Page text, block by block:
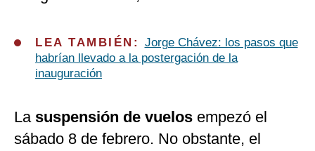
LEA TAMBIÉN: Jorge Chávez: los pasos que
habrían llevado a la postergación de la
inauguración
La suspensión de vuelos empezó el
sábado 8 de febrero. No obstante, el